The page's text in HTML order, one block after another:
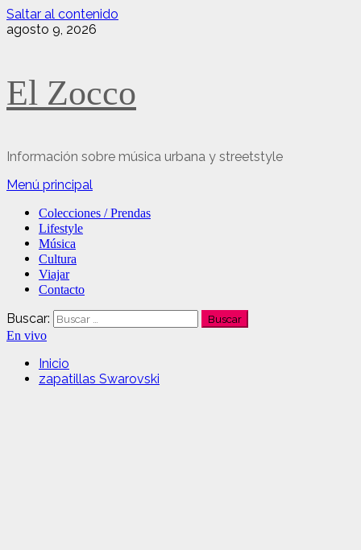
Saltar al contenido
agosto 9, 2026
El Zocco
Información sobre música urbana y streetstyle
Menú principal
Colecciones / Prendas
Lifestyle
Música
Cultura
Viajar
Contacto
Buscar:
En vivo
Inicio
zapatillas Swarovski